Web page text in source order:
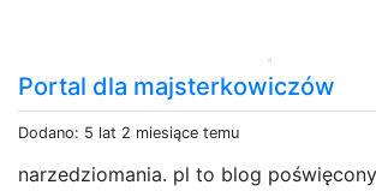
Portal dla majsterkowiczów
Dodano: 5 lat 2 miesiące temu
narzedziomania. pl to blog